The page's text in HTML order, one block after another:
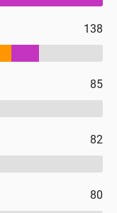
138
85
82
80